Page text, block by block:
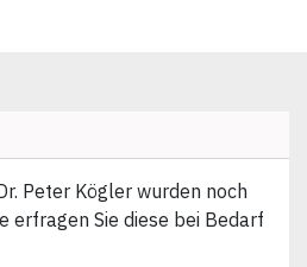
Peter Kögler wurden noch
erfragen Sie diese bei Bedarf